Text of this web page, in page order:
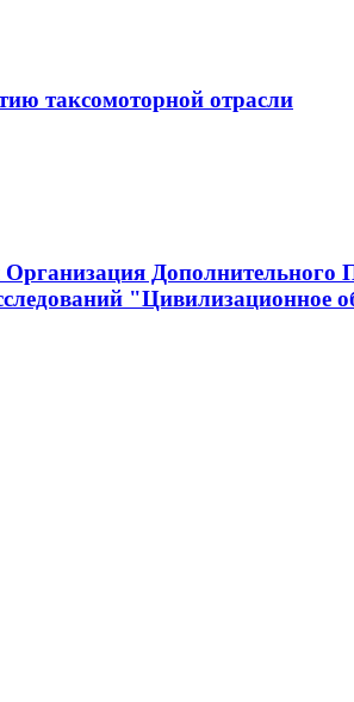
таксомоторной отрасли
Дополнительного
"Цивилизационное